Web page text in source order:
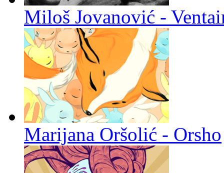
Miloš Jovanović -
Marijana Oršolić - Orsho